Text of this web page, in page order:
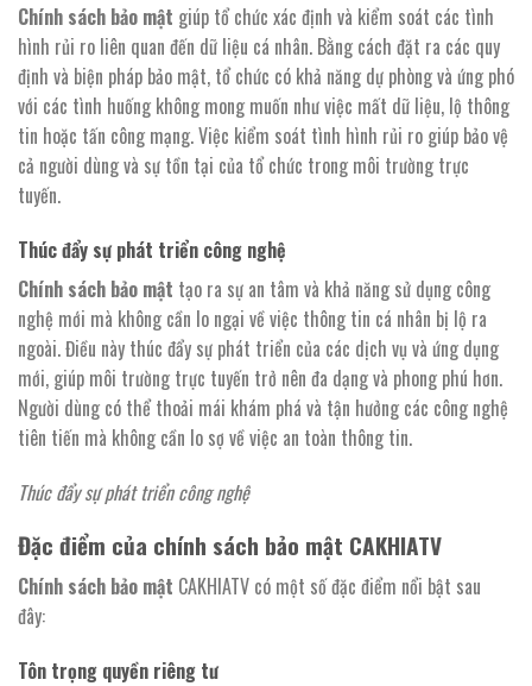
Chính sách bảo mật giúp tổ chức xác định và kiểm soát các tình
hình rủi ro liên quan đến dữ liệu cá nhân. Bằng cách đặt ra các quy
định và biện pháp bảo mật, tổ chức có khả năng dự phòng và ứng phó
với các tình huống không mong muốn như việc mất dữ liệu, lộ thông
tin hoặc tấn công mạng. Việc kiểm soát tình hình rủi ro giúp bảo vệ
cả người dùng và sự tồn tại của tổ chức trong môi trường trực
tuyến.
Thúc đẩy sự phát triển công nghệ
Chính sách bảo mật tạo ra sự an tâm và khả năng sử dụng công
nghệ mới mà không cần lo ngại về việc thông tin cá nhân bị lộ ra
ngoài. Điều này thúc đẩy sự phát triển của các dịch vụ và ứng dụng
mới, giúp môi trường trực tuyến trở nên đa dạng và phong phú hơn.
Người dùng có thể thoải mái khám phá và tận hưởng các công nghệ
tiên tiến mà không cần lo sợ về việc an toàn thông tin.
Thúc đẩy sự phát triển công nghệ
Đặc điểm của chính sách bảo mật CAKHIATV
Chính sách bảo mật CAKHIATV có một số đặc điểm nổi bật sau
đây:
Tôn trọng quyền riêng tư